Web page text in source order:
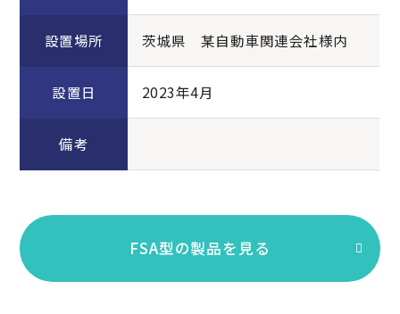
設置場所 茨城県 某自動車関連会社様内
設置日 2023年4月
備考
FSA型の製品を見る